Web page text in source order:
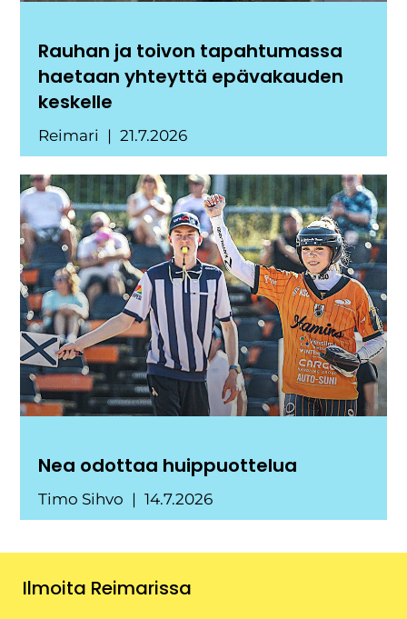
Rauhan ja toivon tapahtumassa
haetaan yhteyttä epävakauden
keskelle
Reimari 21.7.2026
Nea odottaa huippuottelua
Timo Sihvo 14.7.2026
Ilmoita Reimarissa